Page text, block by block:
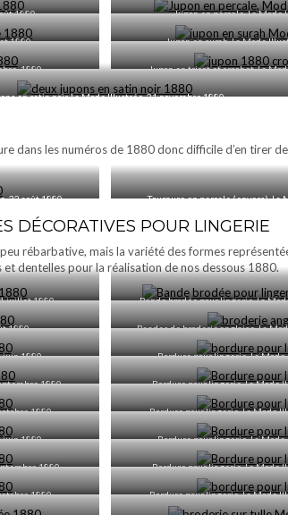
1880 Jupon en percale, La Mode
1880 Jupon en surah, La Mode
1880 Jupon en tricot et crochet, La
en satin noir, La Mode Illustrée, 21 novembre 1880
dans les numéros de 1880 donc difficile d’en tirer
22 août 1880 Tournure en percale (envers), La
DÉCORATIVES POUR LINGERIE
rébarbative, mais la variété des formes
dentelles pour la réalisation de nos dessous 1880.
juillet 1880 Bande brodée pour lingerie, La
1880 Bandes de broderie anglaise, La
juin 1880 Bordure pour lingerie, La
1880 Bordure pour lingerie, La Mode
1880 Bordure pour lingerie, La Mode
juin 1880 Bordure pour lingerie, La
1880 Bordure pour lingerie, La Mode
1880 Bordure pour lingerie, La Mode